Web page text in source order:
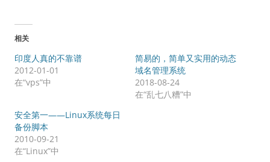
相关
印度人真的不靠谱
2012-01-01
在“vps”中
简易的，简单又实用的动态
域名管理系统
2018-08-24
在“乱七八糟”中
安全第一——Linux系统每日
备份脚本
2010-09-21
在“Linux”中